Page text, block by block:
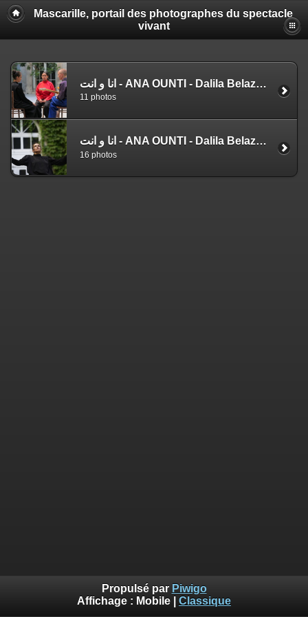
Mascarille, portail des photographes du spectacle
vivant
انا و انت - ANA OUNTI - Dalila Belaza (EZ)
11 photos
انا و انت - ANA OUNTI - Dalila Belaza (NS)
16 photos
Propulsé par Piwigo
Affichage : Mobile Classique